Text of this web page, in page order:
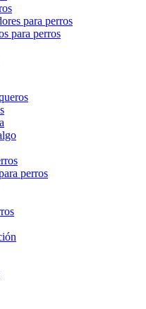
para perros
para perros
perros